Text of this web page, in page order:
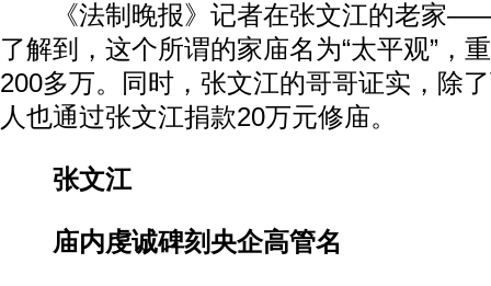
《法制晚报》记者在张文江的老家——
了解到，这个所谓的家庙名为“太平观”，
200多万。同时，张文江的哥哥证实，除
人也通过张文江捐款20万元修庙。
张文江
庙内虔诚碑刻央企高管名